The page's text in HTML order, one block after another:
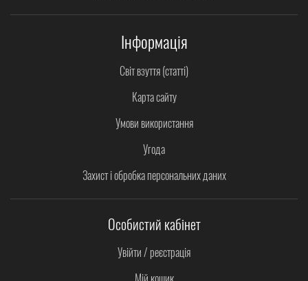
Інформація
Світ взуття (статті)
Карта сайту
Умови використання
Угода
Захист і обробка персональних даних
Особистий кабінет
Увійти / реєстрація